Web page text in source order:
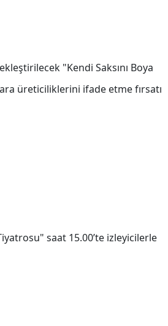
"Kendi Saksını Boya
üreticiliklerini ifade etme fırsatı
saat 15.00’te izleyicilerle